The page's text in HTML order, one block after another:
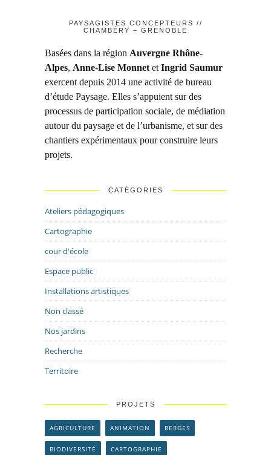
PAYSAGISTES CONCEPTEURS //
CHAMBÉRY – GRENOBLE
Basées dans la région Auvergne Rhône-
Alpes, Anne-Lise Monnet et Ingrid Saumur
exercent depuis 2014 une activité de bureau
d’étude Paysage. Elles s’appuient sur des
processus de participation sociale, de médiation
autour du paysage et de l’urbanisme, et sur des
chantiers expérimentaux pour construire leurs
projets.
CATÉGORIES
Ateliers pédagogiques
Cartographie
cour d'école
Espace public
Installations artistiques
Non classé
Nos jardins
Recherche
Territoire
PROJETS
AGRICULTURE ANIMATION BERGES
BIODIVERSITÉ CARTOGRAPHIE